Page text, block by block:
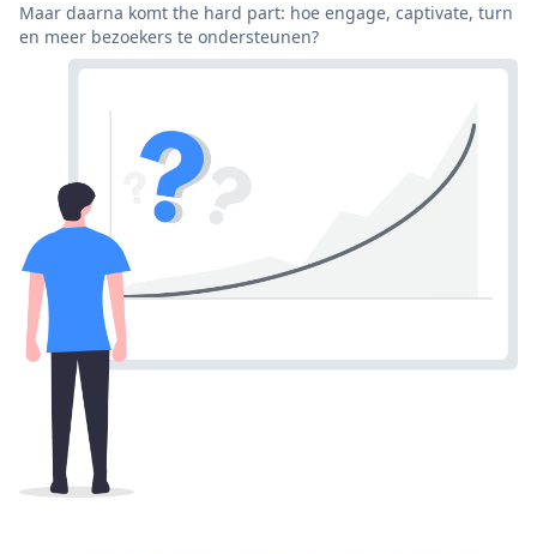
Maar daarna komt the hard part: hoe engage, captivate, turn
en meer bezoekers te ondersteunen?